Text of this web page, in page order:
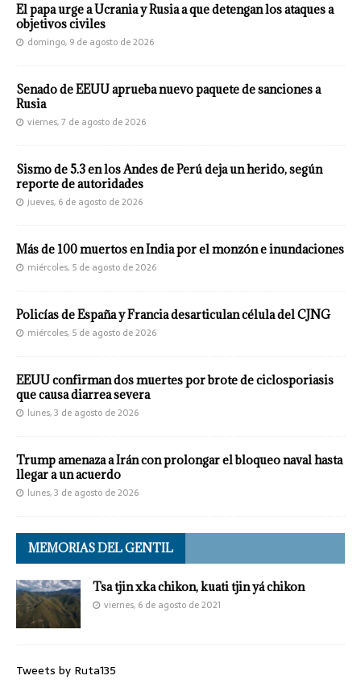
El papa urge a Ucrania y Rusia a que detengan los ataques a
objetivos civiles
domingo, 9 de agosto de 2026
Senado de EEUU aprueba nuevo paquete de sanciones a
Rusia
viernes, 7 de agosto de 2026
Sismo de 5.3 en los Andes de Perú deja un herido, según
reporte de autoridades
jueves, 6 de agosto de 2026
Más de 100 muertos en India por el monzón e inundaciones
miércoles, 5 de agosto de 2026
Policías de España y Francia desarticulan célula del CJNG
miércoles, 5 de agosto de 2026
EEUU confirman dos muertes por brote de ciclosporiasis
que causa diarrea severa
lunes, 3 de agosto de 2026
Trump amenaza a Irán con prolongar el bloqueo naval hasta
llegar a un acuerdo
lunes, 3 de agosto de 2026
MEMORIAS DEL GENTIL
Tsa tjin xka chikon, kuati tjin yá chikon
viernes, 6 de agosto de 2021
Tweets by Ruta135